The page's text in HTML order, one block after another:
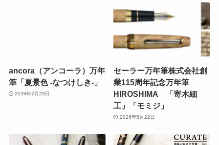
ancora（アンコーラ）万年
筆「夏景色 -なつけしき-」
2026年7月29日
セーラー万年筆株式会社創
業115周年記念万年筆
HIROSHIMA 「寄木細
工」「モミジ」
2026年5月22日